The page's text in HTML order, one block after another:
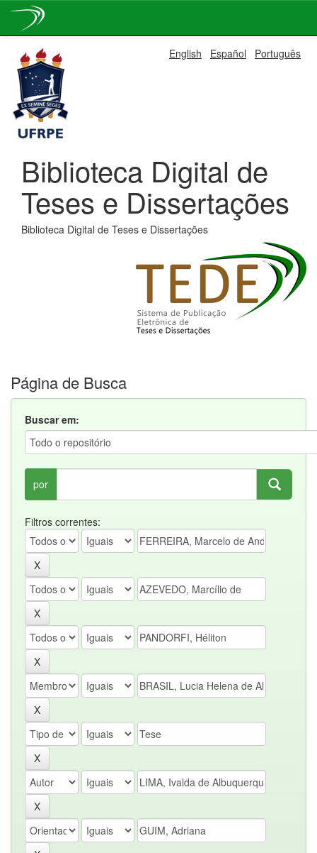
navigation
English Español Português
Biblioteca Digital de
Teses e Dissertações
Biblioteca Digital de Teses e Dissertações
Página de Busca
Buscar em:
por
Filtros correntes: